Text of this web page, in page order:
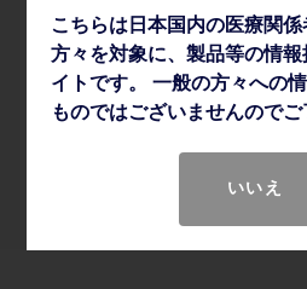
動脈から近位膝窩動脈の対照
自家血管内に生じた、病変長
性動脈疾患の新規又は再発性
における治療に使用されます
るインターベンション治療の
くは切迫閉塞の治療にも用い
こちらは日本国内の医療関
方々を対象に、製品等の情
イトです。 一般の方々への
ものではございませんのでご
いいえ